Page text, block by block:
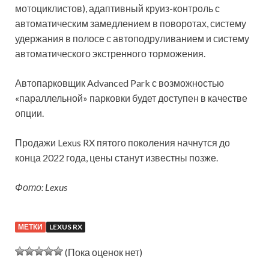
мотоциклистов), адаптивный круиз-контроль с
автоматическим замедлением в поворотах, систему
удержания в полосе с автоподруливанием и систему
автоматического экстренного торможения.
Автопарковщик Advanced Park с возможностью
«параллельной» парковки будет доступен в качестве
опции.
Продажи Lexus RX пятого поколения начнутся до
конца 2022 года, цены станут известны позже.
Фото: Lexus
МЕТКИ LEXUS RX
(Пока оценок нет)